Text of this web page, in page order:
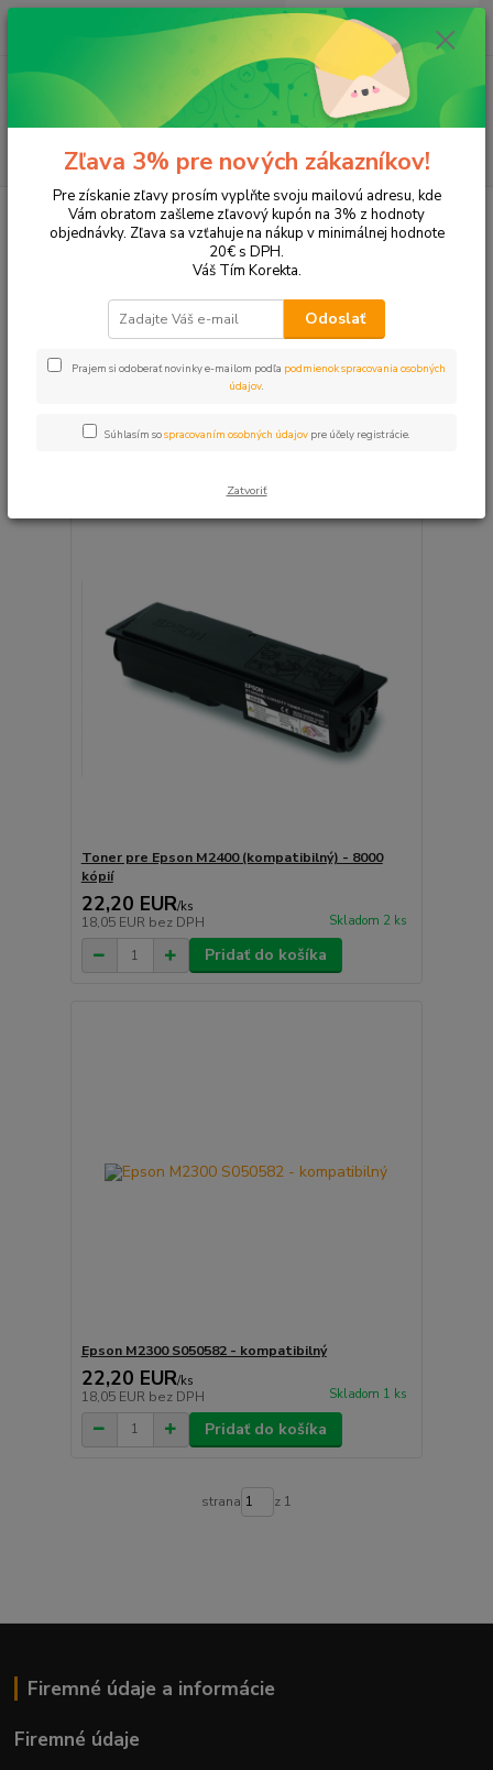
Hľadať
ks
za 0,00 EUR
Tonery a náplne do tlačiarní EPSON Aculaser M2300DT
Aculaser M2300DT
Upresniť parametre
Najdrahšie
Zobrazujem 1-2 z 2
Toner pre Epson M2400 (kompatibilný) - 8000
kópií
22,20 EUR/ks
18,05 EUR bez DPH Skladom 2 ks
Pridať do košíka
Epson M2300 S050582 - kompatibilný
22,20 EUR/ks
18,05 EUR bez DPH Skladom 1 ks
Pridať do košíka
strana z 1
Firemné údaje a informácie
Firemné údaje
Zľava 3% pre nových zákazníkov!
Pre získanie zľavy prosím vyplňte svoju mailovú adresu, kde
Vám obratom zašleme zľavový kupón na 3% z hodnoty
objednávky. Zľava sa vzťahuje na nákup v minimálnej hodnote
20€ s DPH.
Váš Tím Korekta.
Odoslať
Prajem si odoberať novinky e-mailom podľa podmienok spracovania osobných
údajov.
Súhlasím sospracovaním osobných údajov pre účely registrácie.
Zatvoriť